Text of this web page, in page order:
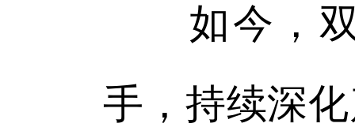
如今，双
手，持续深